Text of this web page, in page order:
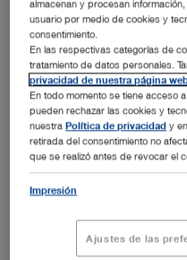
Resección transuretral
Litotricia de cálculos
Tratamiento de la
Biopsia
Abrir vista general
Resección transuretral
Incisión transuretral (ITU)
Vaporización
Enucleación
Morcelación
Instrumental para
Abrir vista general
Uréter
Ureteroscopia para
Ureteroscopia para
superior (UTUC)
Tratamiento de
Abrir vista general
Riñón
Ureterorrenoscopia
Ureterorrenoscopia
superior (UTUC)
Nefrolitotomía
Nefrolitotomía
Laparoscopia en
Equipo básico
Abrir vista general
Categoría de
Desplegar todo
almacenan y procesan
usuario por medio de cookies y
consentimiento.
En las respectivas categorías de
tratamiento de datos personales.
privacidad de nuestra página
En todo momento se tiene acceso
pueden rechazar las cookies y
nuestraPolítica de privacidad y
retirada del consentimiento no
que se realizó antes de revocar el
Impresión
Ajustes de las